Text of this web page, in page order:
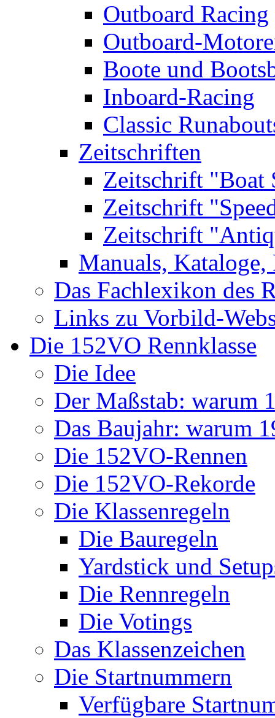
Outboard Racing
Outboard-
Boote und
Inboard-Racing
Classic
Zeitschriften
Zeitschrift "Boat
Zeitschrift
Zeitschrift
Manuals, Kataloge,
Das Fachlexikon des
Links zu Vorbild-
Die 152VO Rennklasse
Die Idee
Der Maßstab: warum
Das Baujahr: warum
Die 152VO-Rennen
Die 152VO-Rekorde
Die Klassenregeln
Die Bauregeln
Yardstick und
Die Rennregeln
Die Votings
Das Klassenzeichen
Die Startnummern
Verfügbare